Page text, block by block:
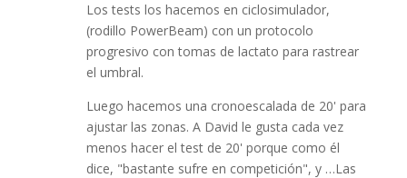
Los tests los hacemos en ciclosimulador,
(rodillo PowerBeam) con un protocolo
progresivo con tomas de lactato para rastrear
el umbral.
Luego hacemos una cronoescalada de 20' para
ajustar las zonas. A David le gusta cada vez
menos hacer el test de 20' porque como él
dice, "bastante sufre en competición", y …Las